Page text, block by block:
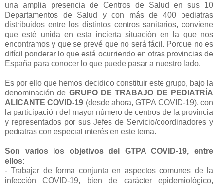
una amplia presencia de Centros de Salud en sus 10
Departamentos de Salud y con más de 400 pediatras
distribuidos entre los distintos centros sanitarios, conviene
que esté unida en esta incierta situación en la que nos
encontramos y que se prevé que no será fácil. Porque no es
difícil ponderar lo que está ocurriendo en otras provincias de
España para conocer lo que puede pasar a nuestro lado.
Es por ello que hemos decidido constituir este grupo, bajo la
denominación de GRUPO DE TRABAJO DE PEDIATRÍA
ALICANTE COVID-19 (desde ahora, GTPA COVID-19), con
la participación del mayor número de centros de la provincia
y representados por sus Jefes de Servicio/coordinadores y
pediatras con especial interés en este tema.
Son varios los objetivos del GTPA COVID-19, entre
ellos:
- Trabajar de forma conjunta en aspectos comunes de la
infección COVID-19, bien de carácter epidemiológico,